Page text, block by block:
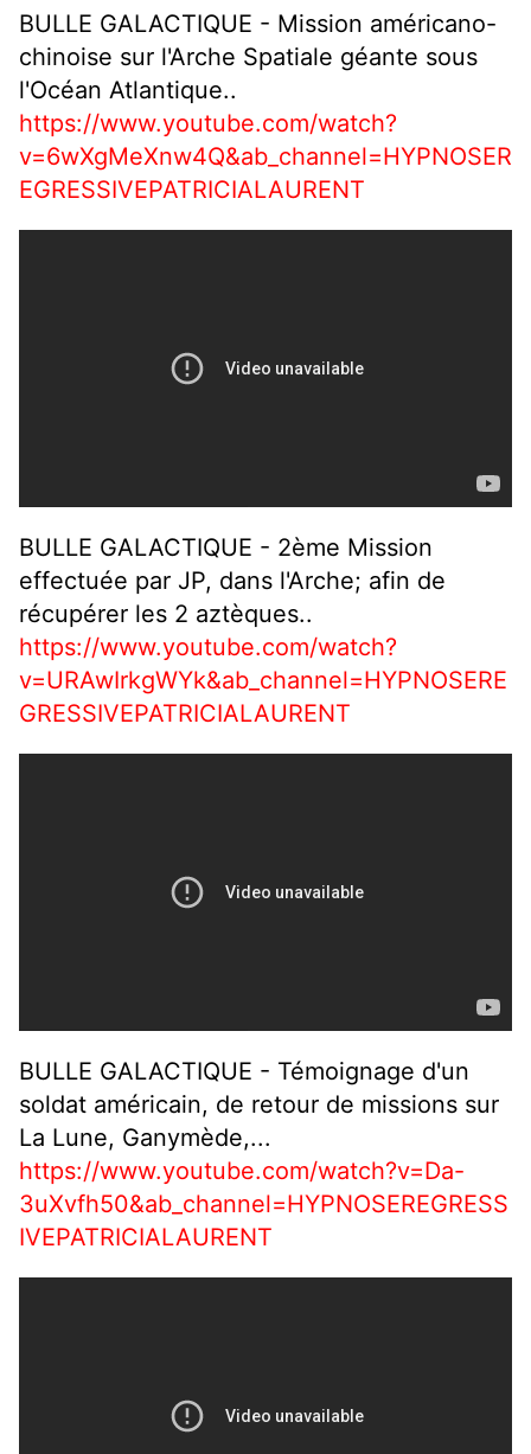
BULLE GALACTIQUE - Mission américano-
chinoise sur l'Arche Spatiale géante sous
l'Océan Atlantique..
https://www.youtube.com/watch?
v=6wXgMeXnw4Q&ab_channel=HYPNOSER
EGRESSIVEPATRICIALAURENT
BULLE GALACTIQUE - 2ème Mission
effectuée par JP, dans l'Arche; afin de
récupérer les 2 aztèques..
https://www.youtube.com/watch?
v=URAwIrkgWYk&ab_channel=HYPNOSERE
GRESSIVEPATRICIALAURENT
BULLE GALACTIQUE - Témoignage d'un
soldat américain, de retour de missions sur
La Lune, Ganymède,...
https://www.youtube.com/watch?v=Da-
3uXvfh50&ab_channel=HYPNOSEREGRESS
IVEPATRICIALAURENT